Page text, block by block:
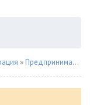
» Предпринимателю